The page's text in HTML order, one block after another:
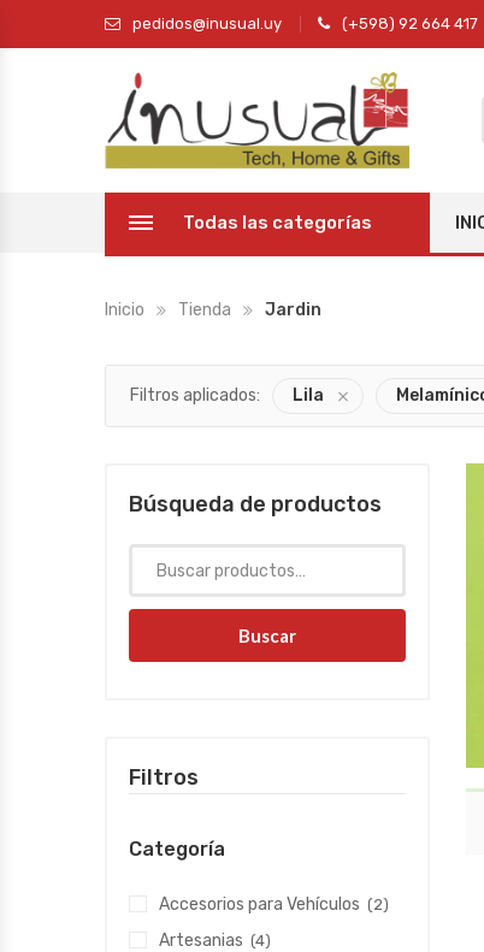
pedidos@inusual.uy (+598) 92 664 417
Todas las categorías
Inicio Tienda Jardin
Filtros aplicados: Lila
Búsqueda de productos
Buscar
Filtros
Categoría
Accesorios para Vehículos (2)
Artesanias (4)